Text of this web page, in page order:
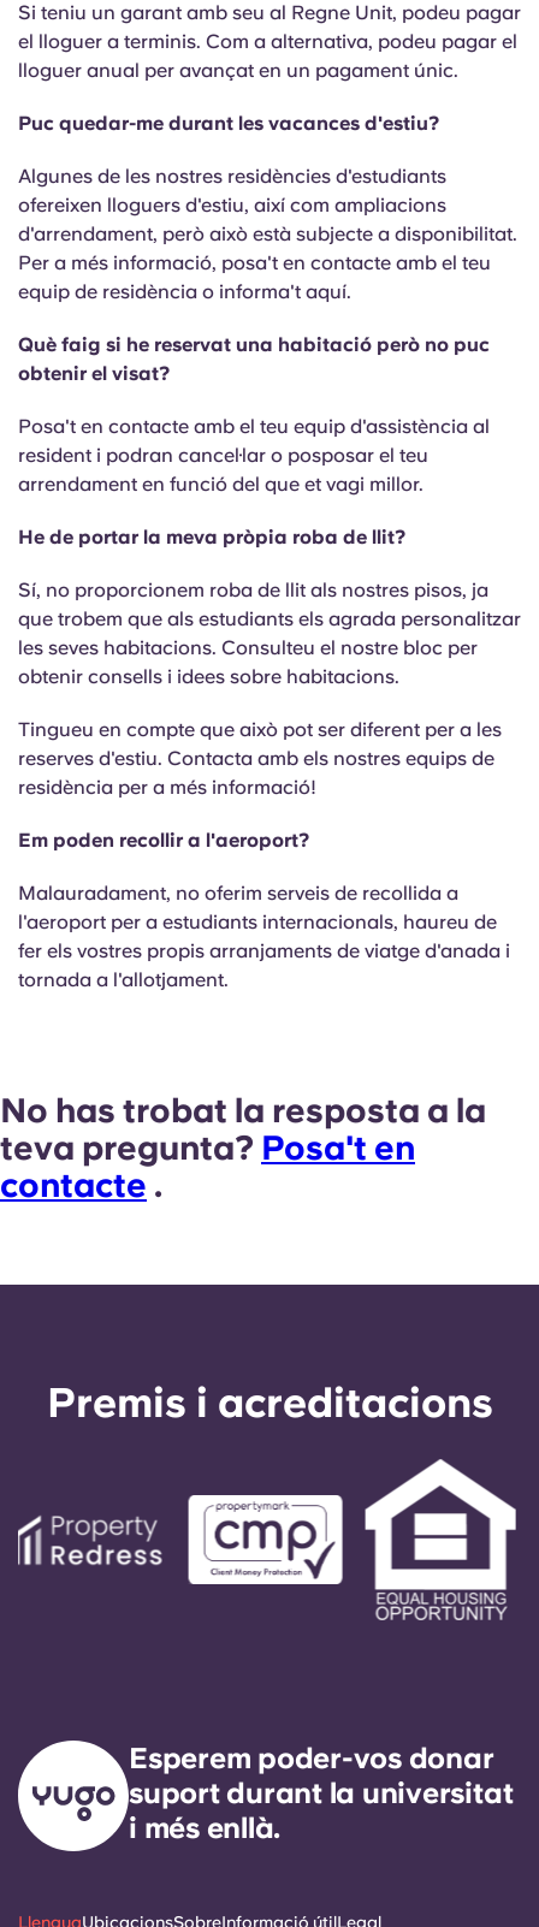
Si teniu un garant amb seu al Regne Unit, podeu pagar
el lloguer a terminis. Com a alternativa, podeu pagar el
lloguer anual per avançat en un pagament únic.
Puc quedar-me durant les vacances d'estiu?
Algunes de les nostres residències d'estudiants
ofereixen lloguers d'estiu, així com ampliacions
d'arrendament, però això està subjecte a disponibilitat.
Per a més informació, posa't en contacte amb el teu
equip de residència o informa't aquí.
Què faig si he reservat una habitació però no puc
obtenir el visat?
Posa't en contacte amb el teu equip d'assistència al
resident i podran cancel·lar o posposar el teu
arrendament en funció del que et vagi millor.
He de portar la meva pròpia roba de llit?
Sí, no proporcionem roba de llit als nostres pisos, ja
que trobem que als estudiants els agrada personalitzar
les seves habitacions. Consulteu el nostre bloc per
obtenir consells i idees sobre habitacions.
Tingueu en compte que això pot ser diferent per a les
reserves d'estiu. Contacta amb els nostres equips de
residència per a més informació!
Em poden recollir a l'aeroport?
Malauradament, no oferim serveis de recollida a
l'aeroport per a estudiants internacionals, haureu de
fer els vostres propis arranjaments de viatge d'anada i
tornada a l'allotjament.
No has trobat la resposta a la
teva pregunta? Posa't en
contacte .
Premis i acreditacions
Esperem poder-vos donar
suport durant la universitat
i més enllà.
LlenguaUbicacionsSobreInformació útilLegal